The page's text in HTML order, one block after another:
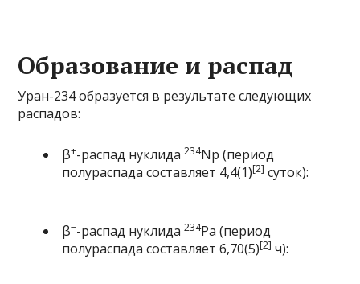
Образование и распад
Уран-234 образуется в результате следующих
распадов:
β+-распад нуклида234Np (период
полураспада составляет 4,4(1)[2] суток):
β−-распад нуклида234Pa (период
полураспада составляет 6,70(5)[2] ч):